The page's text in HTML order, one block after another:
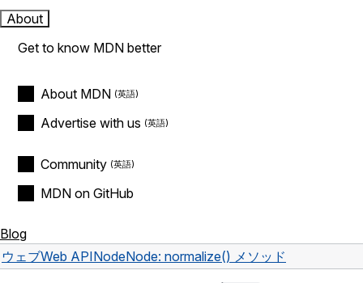
About
Get to know MDN better
About MDN
Advertise with us
Community
MDN on GitHub
Blog
ウェブWeb APINodeNode: normalize() メソッド